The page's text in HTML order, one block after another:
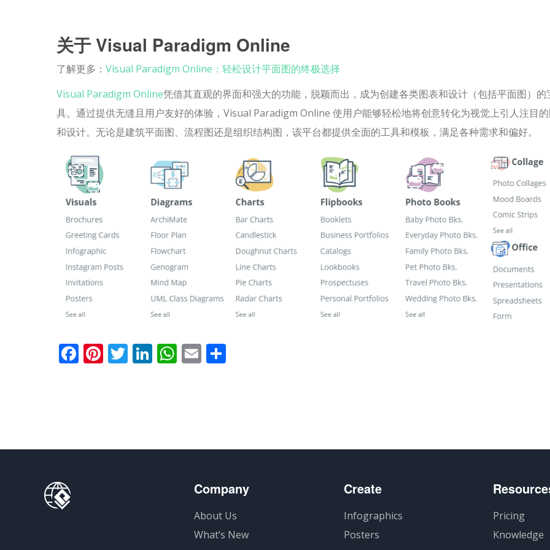
关于 Visual Paradigm Online
了解更多： Visual Paradigm Online：轻松设计平面图的终极选择
Visual Paradigm Online凭借其直观的界面和强大的功能，脱颖而出，成为创建各类图表和设计（包括平面图）的
具。通过提供无缝且用户友好的体验，Visual Paradigm Online 使用户能够轻松地将创意转化为视觉上引人注目
和设计。无论是建筑平面图、流程图还是组织结构图，该平台都提供全面的工具和模板，满足各种需求和偏好。
Facebook
Pinterest
Twitter
LinkedIn
WhatsApp
Email
Company
About Us
What’s New
Create
Infographics
Posters
Pricing
Knowledge